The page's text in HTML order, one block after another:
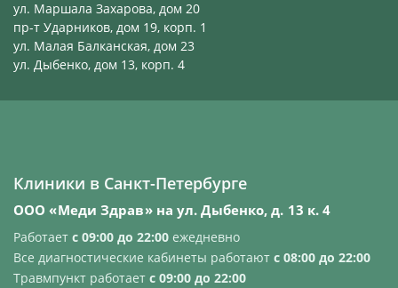
ул. Маршала Захарова, дом 20
пр-т Ударников, дом 19, корп. 1
ул. Малая Балканская, дом 23
ул. Дыбенко, дом 13, корп. 4
Клиники в Санкт-Петербурге
ООО «Меди Здрав» на ул. Дыбенко, д. 13 к. 4
Работает с 09:00 до 22:00 ежедневно
Все диагностические кабинеты работают с 08:00 до 22:00
Травмпункт работает с 09:00 до 22:00